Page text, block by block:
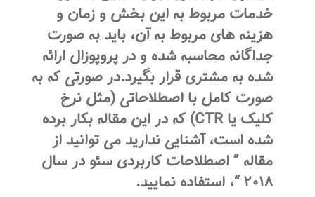
خدمات مربوط به این بخش و زمان و
هزینه های مربوط به آن، باید به صورت
جداگانه محاسبه شده و در پروپوزال ارائه
شده به مشتری قرار بگیرد.در صورتی که به
صورت کامل با اصطلاحاتی (مثل نرخ
کلیک یا CTR) که در این مقاله بکار برده
شده است، آشنایی ندارید می توانید از
مقاله ” اصطلاحات کاربردی سئو در سال
۲۰۱۸ “، استفاده نمایید.